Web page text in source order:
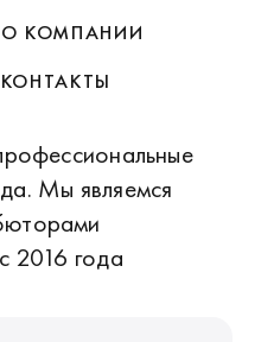
О КОМПАНИИ
КОНТАКТЫ
Мы являемся
2016 года